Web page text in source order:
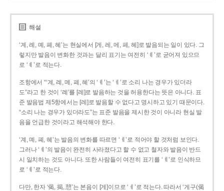
해설
‘계, 례, 몌, 폐, 혜’는 현실에서 [게, 레, 메, 페, 헤]로 발음되는 일이 있다. 그
렇지만 발음이 변화한 것과는 달리 표기는 여전히 ‘ㅖ’로 굳어져 있으므
로 ‘ㅖ’로 적는다.
조항에서 “‘계, 례, 몌, 폐, 혜’의 ‘ㅖ’는 ‘ㅔ’로 소리 나는 경우가 있더라
도”라고 한 것이 ‘례’를 [레]로 발음하는 것을 허용한다는 뜻은 아니다. 표
준 발음법 제5항에서는 [레]로 발음할 수 없다고 명시하고 있기 때문이다.
“소리 나는 경우가 있더라도”는 표준 발음을 제시한 것이 아니라 현실 발
음을 언급한 것이라고 해석해야 한다.
‘계, 몌, 폐, 혜’는 발음의 변화를 따르면 ‘ㅔ’로 적어야 할 것처럼 보인다.
그러나 ‘ㅖ’의 발음이 완전히 사라졌다고 할 수 없고 철자와 발음이 반드
시 일치하는 것도 아니다. 또한 사람들이 여전히 표기를 ‘ㅖ’로 인식하므
로 ‘ㅖ’로 적는다.
다만, 한자 ‘偈, 揭, 憩’는 본음이 [게]이므로 ‘ㅔ’로 적는다. 따라서 ‘게구(偈